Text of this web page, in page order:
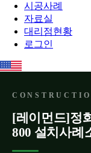
시공사례
자료실
대리점현황
로그인
[레이먼드]정
800 설치사례